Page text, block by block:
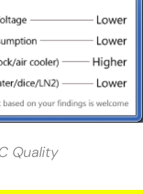
Quality